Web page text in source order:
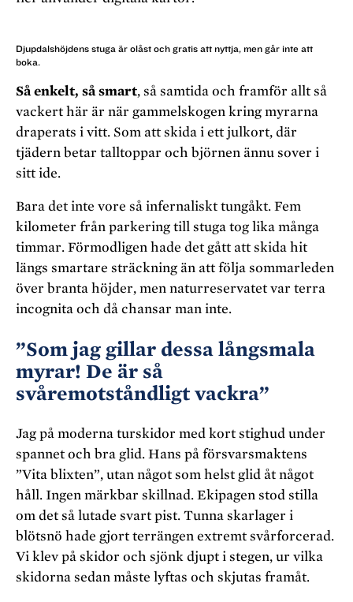
Djupdalshöjdens stuga är olåst och gratis att nyttja, men går inte att
boka.
Så enkelt, så smart, så samtida och framför allt så
vackert här är när gammelskogen kring myrarna
draperats i vitt. Som att skida i ett julkort, där
tjädern betar talltoppar och björnen ännu sover i
sitt ide.
Bara det inte vore så infernaliskt tungåkt. Fem
kilometer från parkering till stuga tog lika många
timmar. Förmodligen hade det gått att skida hit
längs smartare sträckning än att följa sommarleden
över branta höjder, men naturreservatet var terra
incognita och då chansar man inte.
”Som jag gillar dessa långsmala
myrar! De är så
svåremotståndligt vackra”
Jag på moderna turskidor med kort stighud under
spannet och bra glid. Hans på försvarsmaktens
”Vita blixten”, utan något som helst glid åt något
håll. Ingen märkbar skillnad. Ekipagen stod stilla
om det så lutade svart pist. Tunna skarlager i
blötsnö hade gjort terrängen extremt svårforcerad.
Vi klev på skidor och sjönk djupt i stegen, ur vilka
skidorna sedan måste lyftas och skjutas framåt.